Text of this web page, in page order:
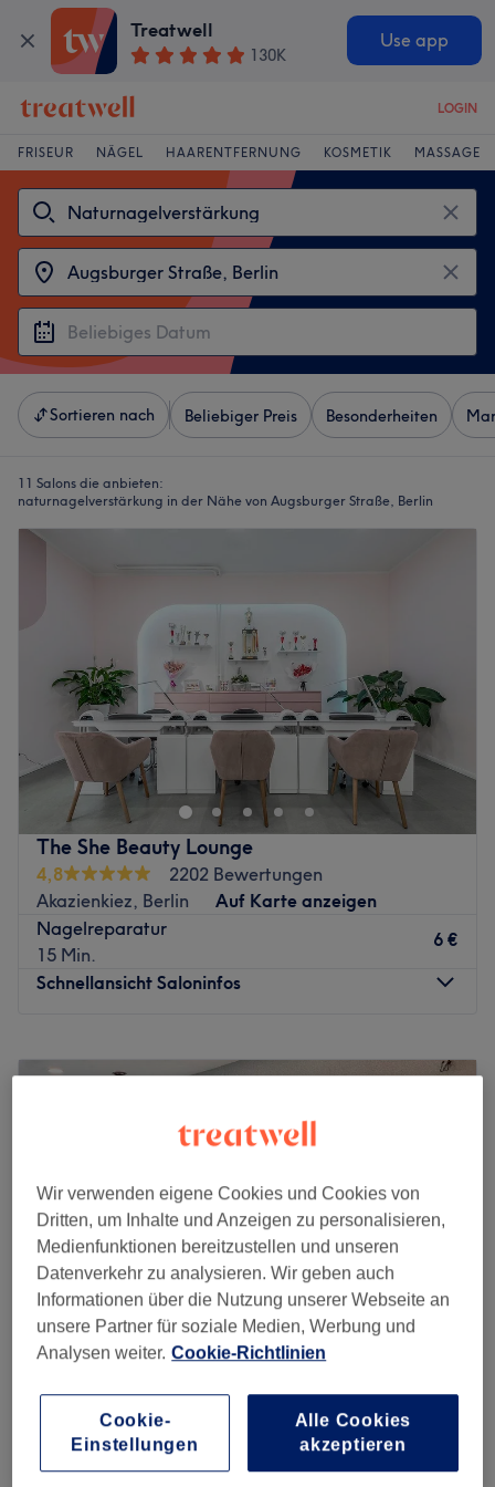
Treatwell
130K
Use app
LOGIN
FRISEUR NÄGEL HAARENTFERNUNG KOSMETIK MASSAGE
Sortieren nach Beliebiger Preis Besonderheiten
11 Salons die anbieten:
naturnagelverstärkung in der Nähe von Augsburger Straße, Berlin
The She Beauty Lounge
4,8
2202 Bewertungen
Akazienkiez, Berlin
Auf Karte anzeigen
Nagelreparatur
15 Min.
6 €
Schnellansicht Saloninfos
Dienstag
10:00–19:30
Sonntag
Geschlossen
In Berlin-Schönerberg bietet dir der stilvoll eingerichtete
Salon The She Beauty Lounge alles, was du für deine
Schönheit brauchst. Egal ob Maniküre, Pediküre,
Nagelreparatur, Wimpernverlängerungen oder
Permanent Make-Up, hier kannst du dich entspannt
zurücklehnen und genießen!
Nächste öffentliche Verkehrsmittel:
Schöneberg, Berlin
Auf Karte anzeigen
Naturnagelverstärkung mit Klar-/Rosagel -
Wir verwenden eigene Cookies und Cookies von
Dritten, um Inhalte und Anzeigen zu personalisieren,
Medienfunktionen bereitzustellen und unseren
Datenverkehr zu analysieren. Wir geben auch
Informationen über die Nutzung unserer Webseite an
unsere Partner für soziale Medien, Werbung und
Analysen weiter. Cookie-Richtlinien
Cookie-
Einstellungen
Alle Cookies
akzeptieren